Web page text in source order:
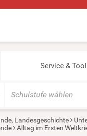
Service &
Schulstufe wählen
Landesgeschichte
Alltag im Ersten